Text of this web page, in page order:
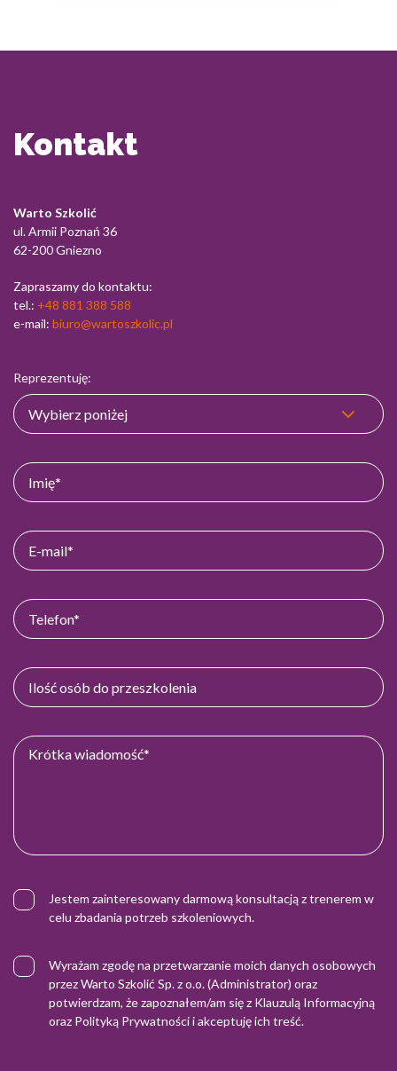
Kontakt
Warto Szkolić
ul. Armii Poznań 36
62-200 Gniezno
Zapraszamy do kontaktu:
tel.: +48 881 388 588
e-mail: biuro@wartoszkolic.pl
Reprezentuję:
Jestem zainteresowany darmową konsultacją z trenerem w
celu zbadania potrzeb szkoleniowych.
Wyrażam zgodę na przetwarzanie moich danych osobowych
przez Warto Szkolić Sp. z o.o. (Administrator) oraz
potwierdzam, że zapoznałem/am się z Klauzulą Informacyjną
oraz Polityką Prywatnościi akceptuję ich treść.